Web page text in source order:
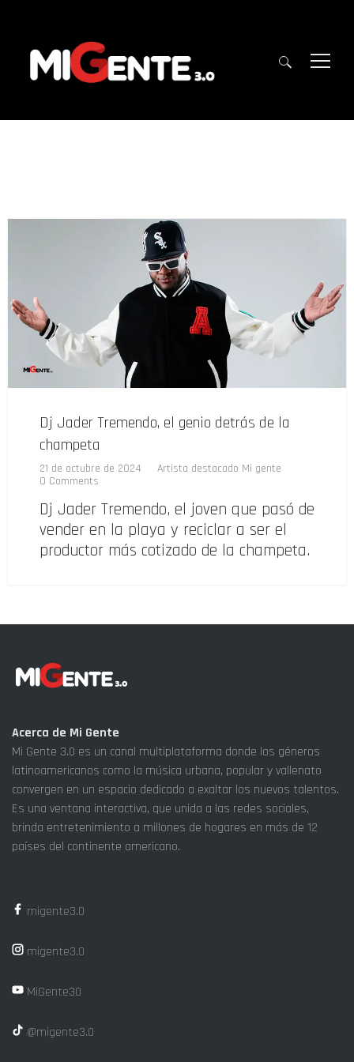
Dj Jader Tremendo, el genio detrás de la
champeta
21 de octubre de 2024
Artista destacado Mi gente
0 Comments
Dj Jader Tremendo, el joven que pasó de
vender en la playa y reciclar a ser el
productor más cotizado de la champeta.
Acerca de Mi Gente
Mi Gente 3.0 es un canal multiplataforma donde los géneros
latinoamericanos como la música urbana, popular y vallenato
convergen en un espacio dedicado a exaltar los nuevos talentos.
Es una ventana interactiva, que unida a las redes sociales,
brinda entretenimiento a millones de hogares en más de 12
países del continente americano.
migente3.0
migente3.0
MiGente30
@migente3.0